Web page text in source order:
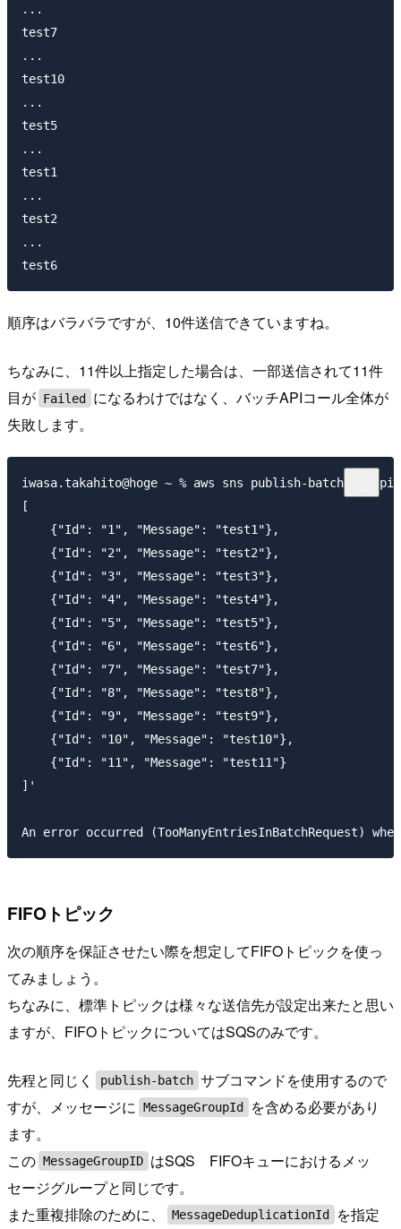
...
test7
...
test10
...
test5
...
test1
...
test2
...
順序はバラバラですが、10件送信できていますね。
ちなみに、11件以上指定した場合は、一部送信されて11件
目が Failed になるわけではなく、バッチAPIコール全体が
失敗します。
iwasa.takahito@hoge ~ % aws sns publish-batch --
[
    {"Id": "1", "Message": "test1"},
    {"Id": "2", "Message": "test2"},
    {"Id": "3", "Message": "test3"},
    {"Id": "4", "Message": "test4"},
    {"Id": "5", "Message": "test5"},
    {"Id": "6", "Message": "test6"},
    {"Id": "7", "Message": "test7"},
    {"Id": "8", "Message": "test8"},
    {"Id": "9", "Message": "test9"},
    {"Id": "10", "Message": "test10"},
    {"Id": "11", "Message": "test11"}
]'
FIFOトピック
次の順序を保証させたい際を想定してFIFOトピックを使っ
てみましょう。
ちなみに、標準トピックは様々な送信先が設定出来たと思い
ますが、FIFOトピックについてはSQSのみです。
先程と同じく publish-batch サブコマンドを使用するので
すが、メッセージに MessageGroupId
を含める必要があり
ます。
この MessageGroupID はSQS FIFOキューにおけるメッ
セージグループと同じです。
また重複排除のために、
MessageDeduplicationId
を指定